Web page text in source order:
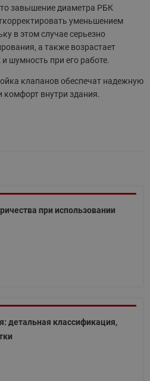
завышение диаметра РБК
уменьшением
в этом случае серьезно
а также возрастает
шумность при его работе.
клапанов обеспечат надежную
комфорт внутри здания.
при использовании
детальная классификация,